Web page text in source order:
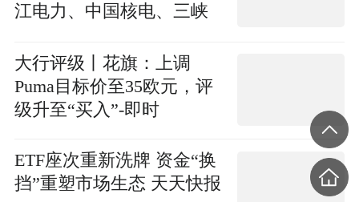
江电力、中国核电、三峡
大行评级丨花旗：上调
Puma目标价至35欧元，评
级升至“买入”-即时
ETF座次重新洗牌 资金“换
挡”重塑市场生态 天天快报